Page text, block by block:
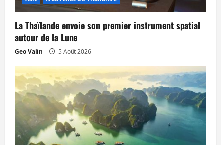
La Thaïlande envoie son premier instrument spatial
autour de la Lune
Geo Valin 5 Août 2026